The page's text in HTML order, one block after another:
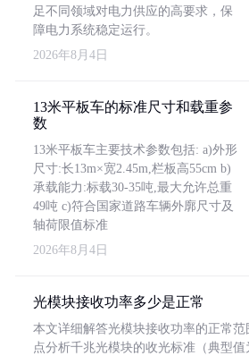
足不同领域对电力供应的高要求，保
障电力系统稳定运行。
2026年8月4日
13米平板车的标准尺寸和载重参
数
13米平板车主要技术参数包括: a)外形
尺寸:长13m×宽2.45m,栏板高55cm b)
承载能力:标载30-35吨,最大允许总重
49吨 c)符合国家道路车辆外廓尺寸及
轴荷限值标准
2026年8月4日
光模块接收功率多少是正常
本文详细解答光模块接收功率的正常
点分析千兆光模块的收光标准（典型值